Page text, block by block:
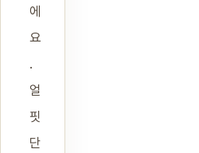
에
요
.
얼
핏
단